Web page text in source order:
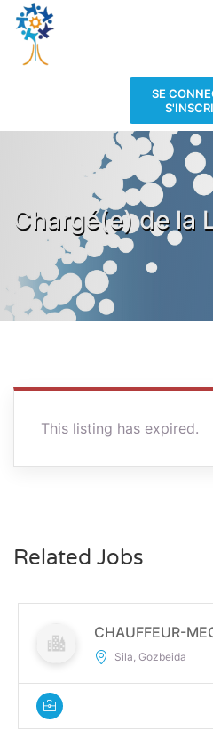
SE
Chargé(e) de la
This listing has expired.
Related Jobs
CHAUFFEUR-
Sila, Gozbeida